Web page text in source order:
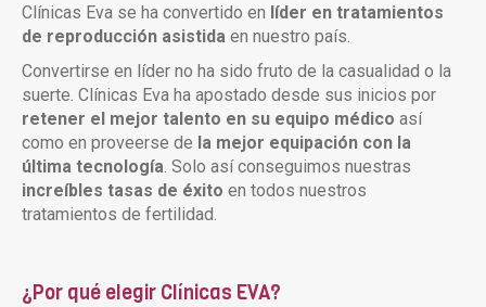
Clínicas Eva se ha convertido en líder en tratamientos
de reproducción asistida en nuestro país.
Convertirse en líder no ha sido fruto de la casualidad o la
suerte. Clínicas Eva ha apostado desde sus inicios por
retener el mejor talento en su equipo médico así
como en proveerse de la mejor equipación con la
última tecnología . Solo así conseguimos nuestras
increíbles tasas de éxito en todos nuestros
tratamientos de fertilidad.
¿Por qué elegir Clínicas EVA?